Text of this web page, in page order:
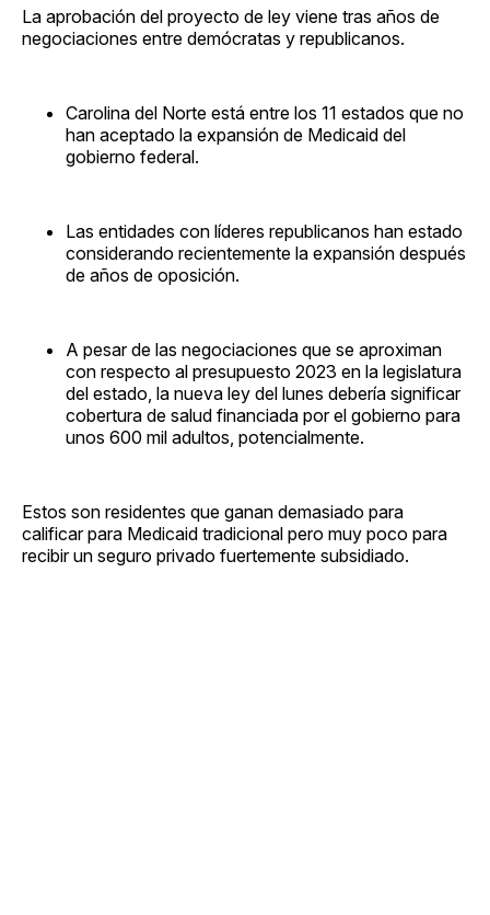
La aprobación del proyecto de ley viene tras años de
negociaciones entre demócratas y republicanos.
Carolina del Norte está entre los 11 estados que no
han aceptado la expansión de Medicaid del
gobierno federal.
Las entidades con líderes republicanos han estado
considerando recientemente la expansión después
de años de oposición.
A pesar de las negociaciones que se aproximan
con respecto al presupuesto 2023 en la legislatura
del estado, la nueva ley del lunes debería significar
cobertura de salud financiada por el gobierno para
unos 600 mil adultos, potencialmente.
Estos son residentes que ganan demasiado para
calificar para Medicaid tradicional pero muy poco para
recibir un seguro privado fuertemente subsidiado.